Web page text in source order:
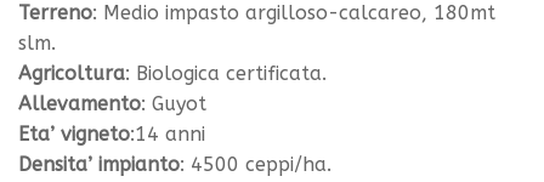
Terreno: Medio impasto argilloso-calcareo, 180mt
slm.
Agricoltura: Biologica certificata.
Allevamento: Guyot
Eta’ vigneto:14 anni
Densita’ impianto: 4500 ceppi/ha.